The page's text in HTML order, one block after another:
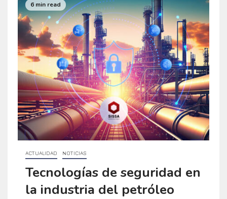
6 min read
ACTUALIDAD NOTICIAS
Tecnologías de seguridad en
la industria del petróleo